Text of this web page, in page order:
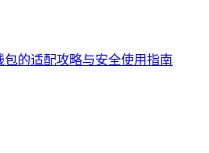
包的适配攻略与安全使用指南